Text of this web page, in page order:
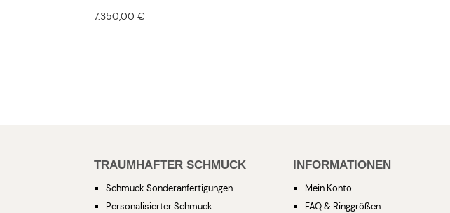
7.350,00€
TRAUMHAFTER SCHMUCK
Schmuck Sonderanfertigungen
Personalisierter Schmuck
INFORMATIONEN
Mein Konto
FAQ & Ringgrößen